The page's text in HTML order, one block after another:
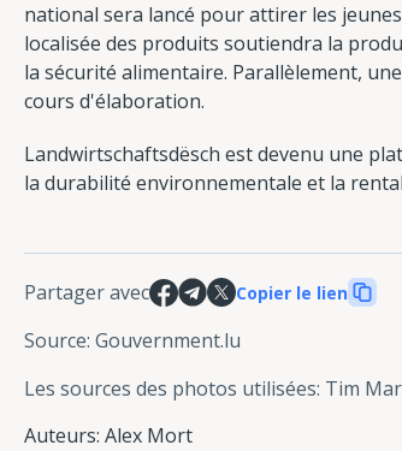
national sera lancé pour attirer les
localisée des produits soutiendra la
la sécurité alimentaire. Parallèlement,
cours d'élaboration.
Landwirtschaftsdësch est devenu une
la durabilité environnementale et la
Partager avec Copier le lien
Source: Gouvernment.lu
Les sources des photos utilisées: Tim
Auteurs: Alex Mort